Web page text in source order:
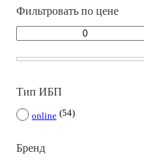
Фильтровать по цене
Тип ИБП
online 54
Бренд